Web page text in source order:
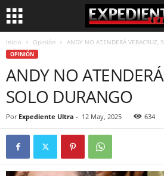
Inicio Opinión ANDY NO ATENDERÁ VERACRUZ,
OPINIÓN
ANDY NO
SOLO DURANGO
Por Expediente Ultra - 12 May, 2025 634